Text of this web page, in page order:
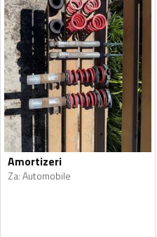
Amortizeri
Za:Automobile